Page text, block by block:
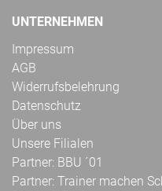
UNTERNEHMEN
Impressum
AGB
Widerrufsbelehrung
Datenschutz
Über uns
Unsere Filialen
Partner: BBU ´01
Partner: Trainer machen